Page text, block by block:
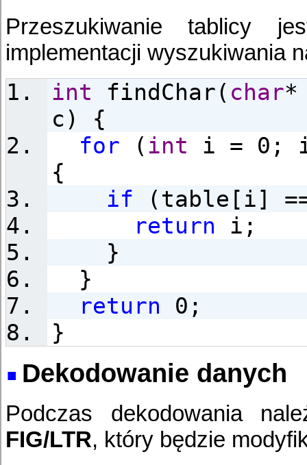
Przeszukiwanie tablicy
implementacji wyszukiwania
int findChar( char*
c) {
for ( int i = 0; i
{
if (table[i]
return i;
}
}
return 0;
}
Dekodowanie danych
Podczas dekodowania
FIG/LTR, który będzie